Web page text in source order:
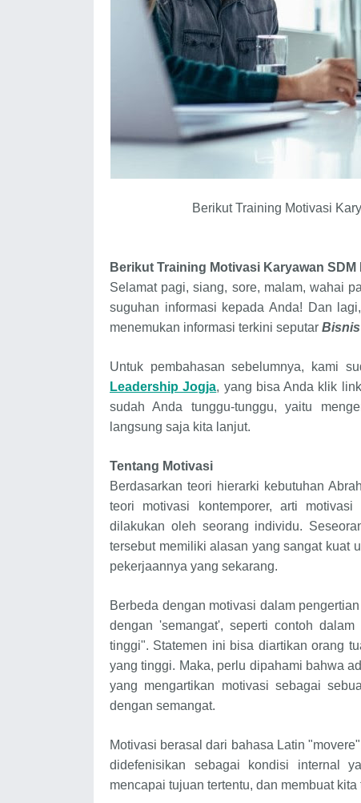
Berikut Training Motivasi
Berikut Training Motivasi Karyawan SDM
Selamat pagi, siang, sore, malam, wahai
suguhan informasi kepada Anda! Dan
menemukan informasi terkini seputar Bisnis
Untuk pembahasan sebelumnya, kami
Leadership Jogja, yang bisa Anda klik
sudah Anda tunggu-tunggu, yaitu
langsung saja kita lanjut.
Tentang Motivasi
Berdasarkan teori hierarki kebutuhan
teori motivasi kontemporer, arti
dilakukan oleh seorang individu.
tersebut memiliki alasan yang sangat kuat
pekerjaannya yang sekarang.
Berbeda dengan motivasi dalam
dengan 'semangat', seperti contoh
tinggi". Statemen ini bisa diartikan orang
yang tinggi. Maka, perlu dipahami bahwa
yang mengartikan motivasi sebagai
dengan semangat.
Motivasi berasal dari bahasa Latin
didefenisikan sebagai kondisi internal
mencapai tujuan tertentu, dan membuat